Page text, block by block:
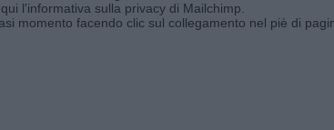
l'informativa sulla privacy di Mailchimp
momento facendo clic sul collegamento nel piè di